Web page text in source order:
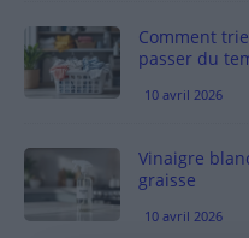
Comment
passer du
10 avril 2026
Vinaigre
graisse
10 avril 2026